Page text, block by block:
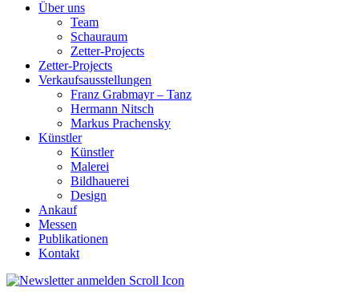
Über uns
Team
Schauraum
Zetter-Projects
Zetter-Projects
Verkaufsausstellungen
Franz Grabmayr – Tanz
Hermann Nitsch
Markus Prachensky
Künstler
Künstler
Malerei
Bildhauerei
Design
Ankauf
Messen
Publikationen
Kontakt